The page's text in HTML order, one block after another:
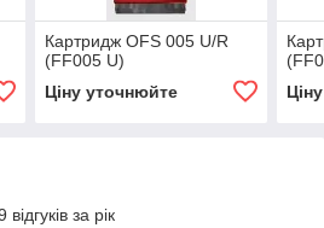
Картридж OFS 005 U/R
(FF005 U)
Ціну уточнюйте
за рік